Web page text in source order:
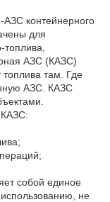
контейнерного
для
АЗС (КАЗС)
топлива там. Где
АЗС. КАЗС
собой единое
не